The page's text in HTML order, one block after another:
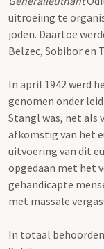
uitroeiing te
joden. Daartoe
Belzec, Sobibor en
In april 1942 werd
genomen onder
Stangl was, net als
afkomstig van het
uitvoering van dit
opgedaan met het
gehandicapte
met massale
In totaal